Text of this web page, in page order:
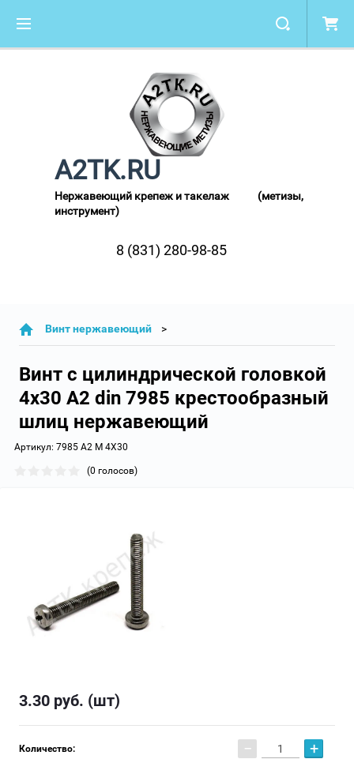
A2TK.RU
Нержавеющий крепеж и такелаж (метизы,
инструмент)
8 (831) 280-98-85
Винт нержавеющий
Винт с цилиндрической головкой
4х30 А2 din 7985 крестообразный
шлиц нержавеющий
Артикул: 7985 A2 M 4X30
(0 голосов)
3.30 руб. (шт)
Количество: − +